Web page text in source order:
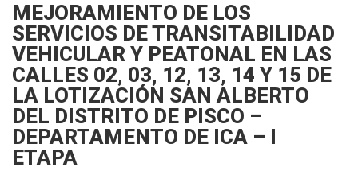
MEJORAMIENTO DE LOS
SERVICIOS DE TRANSITABILIDAD
VEHICULAR Y PEATONAL EN LAS
CALLES 02, 03, 12, 13, 14 Y 15 DE
LA LOTIZACIÓN SAN ALBERTO
DEL DISTRITO DE PISCO –
DEPARTAMENTO DE ICA – I
ETAPA